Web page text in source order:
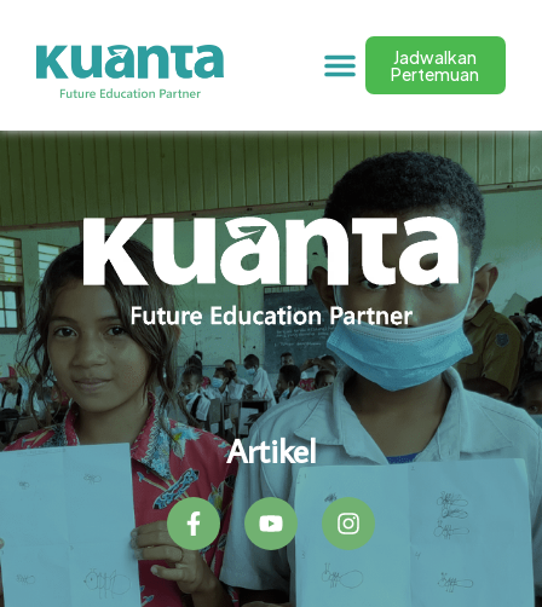
Jadwalkan
Pertemuan
Artikel